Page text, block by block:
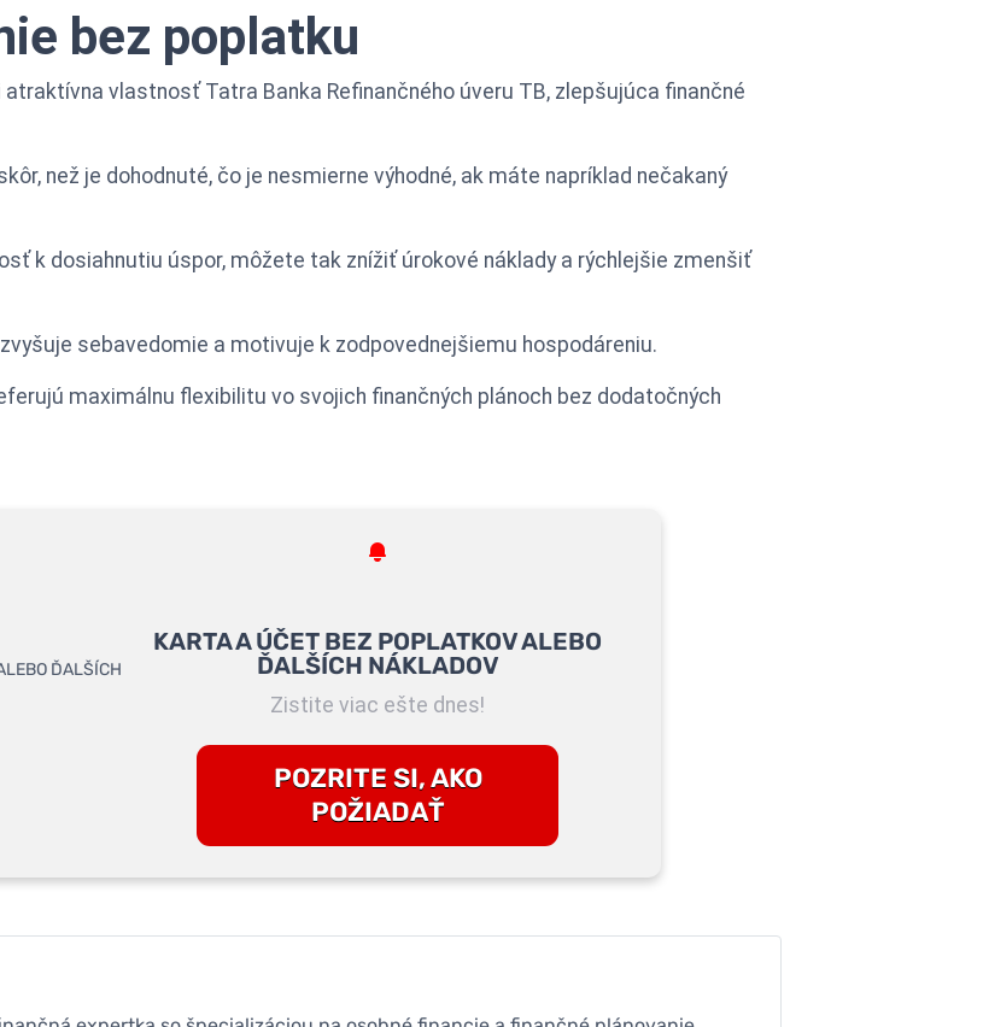
bez poplatku
vlastnosť Tatra Banka Refinančného úveru TB, zlepšujúca finančné
než je dohodnuté, čo je nesmierne výhodné, ak máte napríklad nečakaný
k dosiahnutiu úspor, môžete tak znížiť úrokové náklady a rýchlejšie zmenšiť
sebavedomie a motivuje k zodpovednejšiemu hospodáreniu.
maximálnu flexibilitu vo svojich finančných plánoch bez dodatočných
KARTA A ÚČET BEZ POPLATKOV ALEBO
ĎALŠÍCH NÁKLADOV
Zistite viac ešte dnes!
POZRITE SI, AKO
POŽIADAŤ